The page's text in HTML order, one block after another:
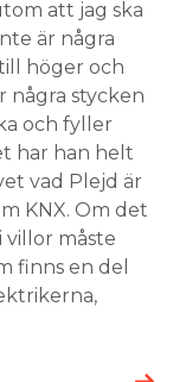
att jag ska
är några
höger och
några stycken
och fyller
har han helt
vad Plejd är
KNX. Om det
villor måste
finns en del